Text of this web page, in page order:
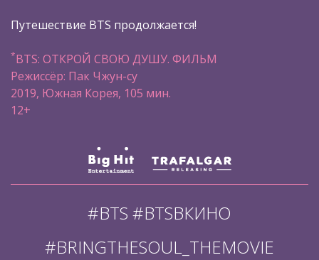
Путешествие BTS продолжается!
*BTS: ОТКРОЙ СВОЮ ДУШУ. ФИЛЬМ
Режиссёр: Пак Чжун-су
2019, Южная Корея, 105 мин.
12+
#BTS #BTSВКИНО
#BRINGTHESOUL_THEMOVIE